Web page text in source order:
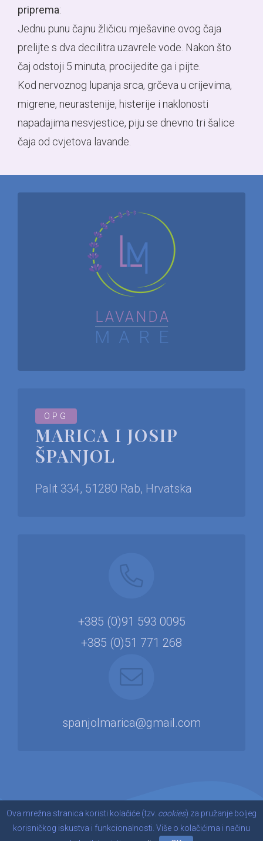
BR.2
APARTMAN
BR.1
priprema:
Jednu punu čajnu žličicu mješavine ovog čaja
prelijte s dva decilitra uzavrele vode. Nakon što
čaj odstoji 5 minuta, procijedite ga i pijte.
Kod nervoznog lupanja srca, grčeva u crijevima,
migrene, neurastenije, histerije i naklonosti
napadajima nesvjestice, piju se dnevno tri šalice
čaja od cvjetova lavande.
LAVANDA
MARE
OPG
MARICA I JOSIP
ŠPANJOL
Palit 334, 51280 Rab, Hrvatska
+385 (0)91 593 0095
+385 (0)51 771 268
spanjolmarica@gmail.com
© 2026. Lavanda Mare | Izrada:Studio Felix Arba
Ova mrežna stranica koristi kolačiće (tzv. cookies) za pružanje boljeg
korisničkog iskustva i funkcionalnosti. Više o kolačićima i načinu